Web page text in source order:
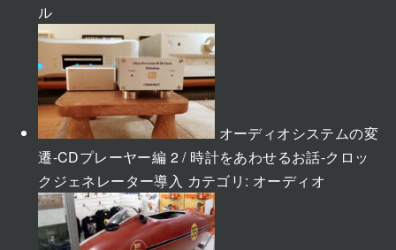
ル
オーディオシステムの変
遷-CDプレーヤー編 2 / 時計をあわせるお話-クロッ
クジェネレーター導入 カテゴリ: オーディオ